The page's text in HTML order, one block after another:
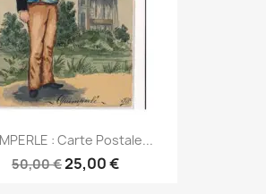
: Carte Postale...
50,00 €25,00 €